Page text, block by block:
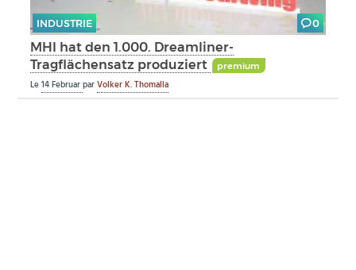
INDUSTRIE 0
MHI hat den 1.000. Dreamliner-
Tragflächensatz produziert
premium
Le14 FebruarparVolker K. Thomalla